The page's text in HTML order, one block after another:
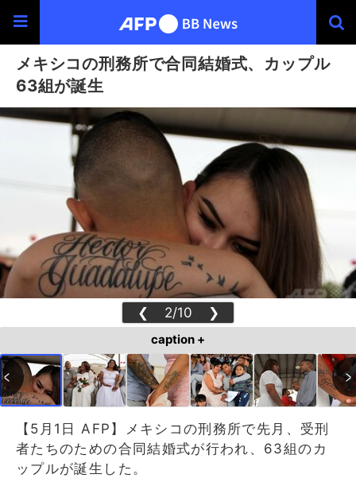
メキシコの刑務所で合同結婚式、カップル
63組が誕生
❮ 2/10 ❯
caption +
【5月1日 AFP】メキシコの刑務所で先月、受刑
者たちのための合同結婚式が行われ、63組のカ
ップルが誕生した。